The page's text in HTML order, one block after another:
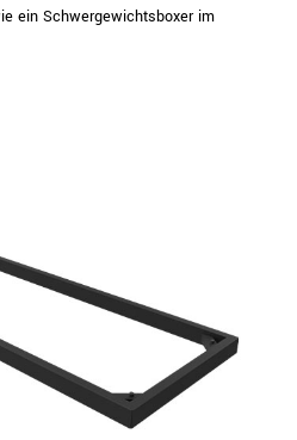
ein Schwergewichtsboxer im